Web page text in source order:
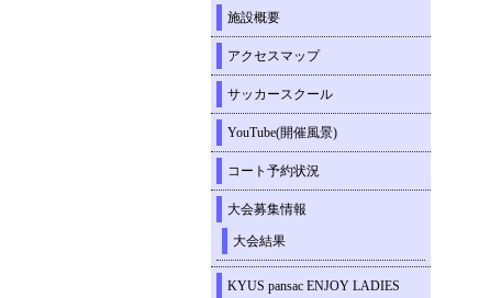
施設概要
アクセスマップ
サッカースクール
YouTube(開催風景)
コート予約状況
大会募集情報
大会結果
KYUS pansac ENJOY LADIES